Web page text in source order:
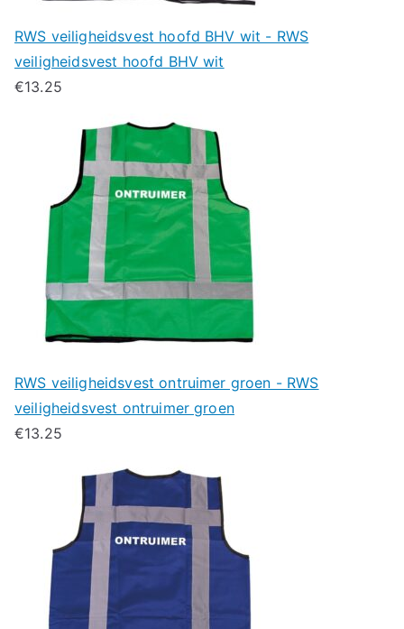
RWS veiligheidsvest hoofd BHV wit - RWS
veiligheidsvest hoofd BHV wit
€13.25
RWS veiligheidsvest ontruimer groen - RWS
veiligheidsvest ontruimer groen
€13.25